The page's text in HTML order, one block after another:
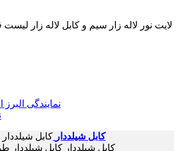
نمایندگی البرز
کابل شیلددار کابل شیلددار طوسی